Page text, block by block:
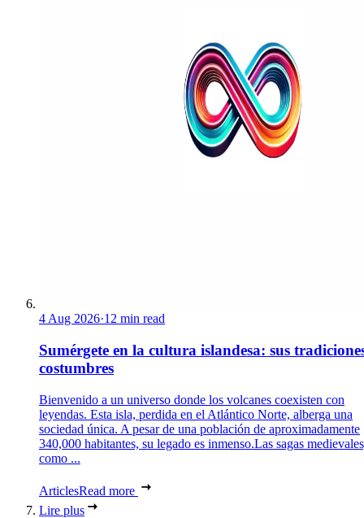
4 Aug 2026·12 min read
Sumérgete en la cultura islandesa: sus
costumbres
Bienvenido a un universo donde los volcanes coexisten con
leyendas. Esta isla, perdida en el Atlántico Norte, alberga una
sociedad única. A pesar de una población de aproximadamente
340,000 habitantes, su legado es inmenso.Las sagas
como ...
ArticlesRead more
Lire plus